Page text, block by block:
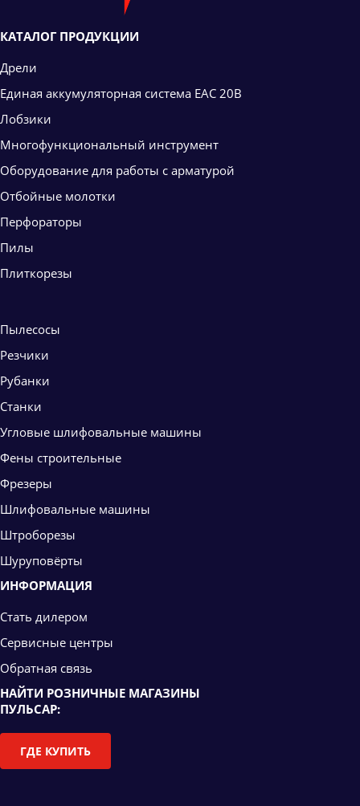
КАТАЛОГ ПРОДУКЦИИ
Дрели
Единая аккумуляторная система ЕАС 20В
Лобзики
Многофункциональный инструмент
Оборудование для работы с арматурой
Отбойные молотки
Перфораторы
Пилы
Плиткорезы
Пылесосы
Резчики
Рубанки
Станки
Угловые шлифовальные машины
Фены строительные
Фрезеры
Шлифовальные машины
Штроборезы
Шуруповёрты
ИНФОРМАЦИЯ
Стать дилером
Сервисные центры
Обратная связь
НАЙТИ РОЗНИЧНЫЕ МАГАЗИНЫ
ПУЛЬСАР:
ГДЕ КУПИТЬ